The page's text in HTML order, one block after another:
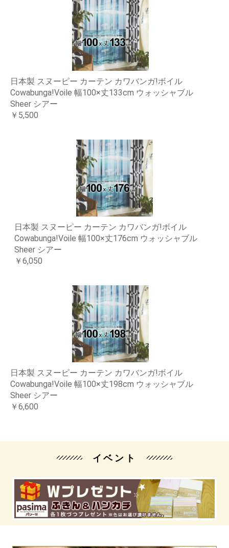
日本製 スヌーピー カーテン カワバンガ!ボイル
Cowabunga!Voile 幅100×丈133cm ウォッシャブル
Sheer シアー
￥5,500
日本製 スヌーピー カーテン カワバンガ!ボイル
Cowabunga!Voile 幅100×丈176cm ウォッシャブル
Sheer シアー
￥6,050
日本製 スヌーピー カーテン カワバンガ!ボイル
Cowabunga!Voile 幅100×丈198cm ウォッシャブル
Sheer シアー
￥6,600
イベント